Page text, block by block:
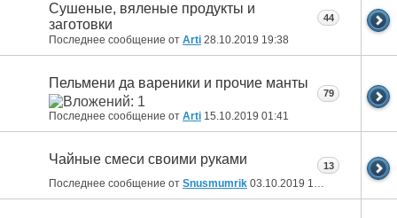
Сушеные, вяленые продукты и
заготовки
Последнее сообщение от Arti 28.10.2019 19:38
44
Пельмени да вареники и прочие манты
Последнее сообщение от Arti 15.10.2019 01:41
79
Чайные смеси своими руками
Последнее сообщение от Snusmumrik 03.10.2019 12:52
13